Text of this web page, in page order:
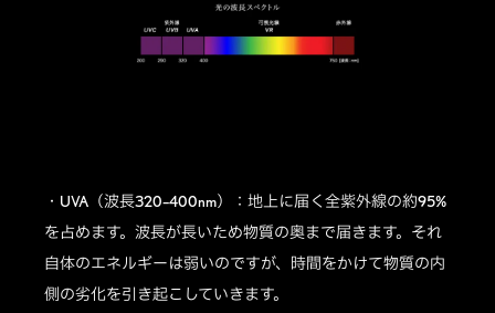
・UVA（波長320–400nm）：地上に届く全紫外線の約95%
を占めます。波長が長いため物質の奥まで届きます。それ
自体のエネルギーは弱いのですが、時間をかけて物質の内
側の劣化を引き起こしていきます。